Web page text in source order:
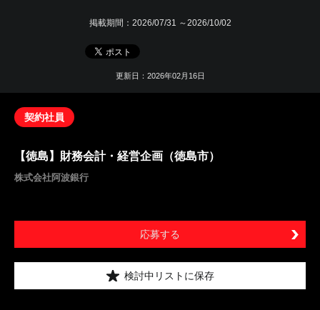
掲載期間： 2026/07/31 ～2026/10/02
更新日：2026年02月16日
契約社員
【徳島】財務会計・経営企画（徳島市）
株式会社阿波銀行
応募する
検討中リストに保存